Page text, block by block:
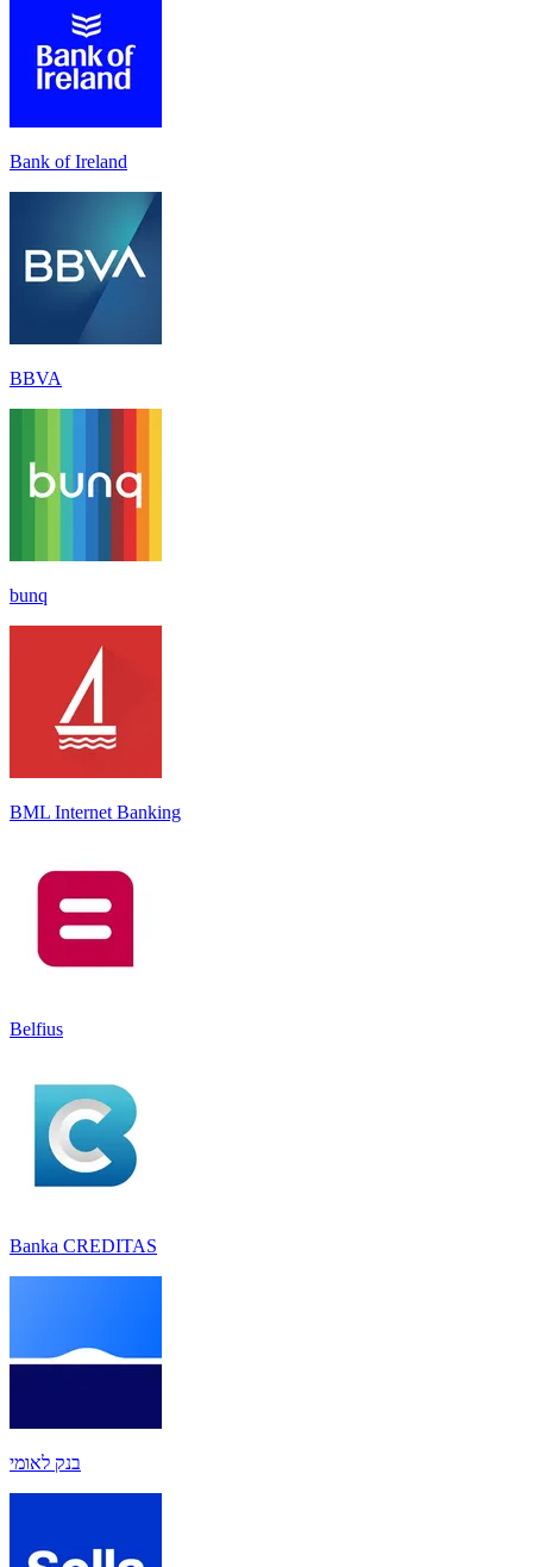
Bank of Ireland
BBVA
bunq
BML Internet Banking
Belfius
Banka CREDITAS
בנק לאומי